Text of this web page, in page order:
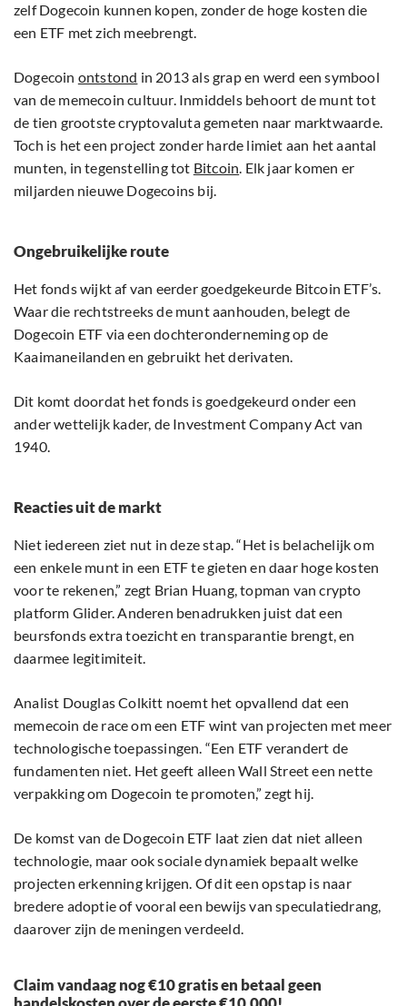
zelf Dogecoin kunnen kopen, zonder de hoge kosten die
een ETF met zich meebrengt.
Dogecoin ontstond in 2013 als grap en werd een symbool
van de memecoin cultuur. Inmiddels behoort de munt tot
de tien grootste cryptovaluta gemeten naar marktwaarde.
Toch is het een project zonder harde limiet aan het aantal
munten, in tegenstelling tot Bitcoin. Elk jaar komen er
miljarden nieuwe Dogecoins bij.
Ongebruikelijke route
Het fonds wijkt af van eerder goedgekeurde Bitcoin ETF’s.
Waar die rechtstreeks de munt aanhouden, belegt de
Dogecoin ETF via een dochteronderneming op de
Kaaimaneilanden en gebruikt het derivaten.
Dit komt doordat het fonds is goedgekeurd onder een
ander wettelijk kader, de Investment Company Act van
1940.
Reacties uit de markt
Niet iedereen ziet nut in deze stap. “Het is belachelijk om
een enkele munt in een ETF te gieten en daar hoge kosten
voor te rekenen,” zegt Brian Huang, topman van crypto
platform Glider. Anderen benadrukken juist dat een
beursfonds extra toezicht en transparantie brengt, en
daarmee legitimiteit.
Analist Douglas Colkitt noemt het opvallend dat een
memecoin de race om een ETF wint van projecten met meer
technologische toepassingen. “Een ETF verandert de
fundamenten niet. Het geeft alleen Wall Street een nette
verpakking om Dogecoin te promoten,” zegt hij.
De komst van de Dogecoin ETF laat zien dat niet alleen
technologie, maar ook sociale dynamiek bepaalt welke
projecten erkenning krijgen. Of dit een opstap is naar
bredere adoptie of vooral een bewijs van speculatiedrang,
daarover zijn de meningen verdeeld.
Claim vandaag nog €10 gratis en betaal geen